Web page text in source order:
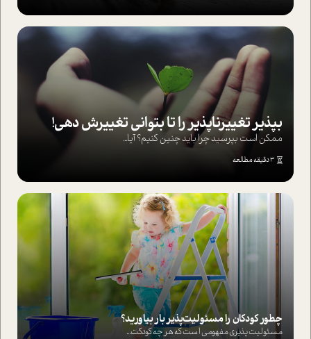
بپذير تغييرناپذير را تا بتواني تغييرش دهي!‏
ممکن است بپرسيد چرا بايد چنين کنيم؟ آيا...
3 دقیقه مطالعه
چطور کودکان را مسئولیت‌پذیر بار بیاورید؟
مسئولیت پذیری مفهومی ا ست که هر چه کودکت...